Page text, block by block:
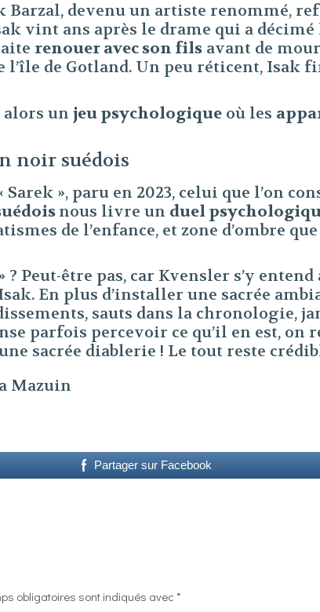
Barzal, devenu un artiste renommé,
vint ans après le drame qui a
renouer avec son filsavant de
l’île de Gotland. Un peu réticent, Isak
alors un jeu psychologiqueoù les
noir suédois
Sarek », paru en 2023, celui que l’on
nous livre un duel
de l’enfance, et zone d’ombre
? Peut-être pas, car Kvensler s’y
En plus d’installer une sacrée
sauts dans la chronologie,
parfois percevoir ce qu’il en est, on
sacrée diablerie ! Le tout reste
Mazuin
Partager sur Facebook
obligatoires sont indiqués avec *